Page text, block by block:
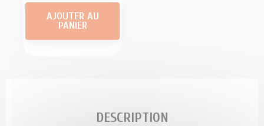
AJOUTER AU
PANIER
DESCRIPTION